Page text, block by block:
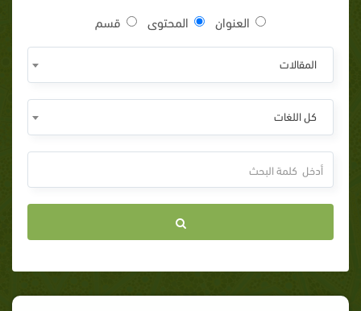
العنوان المحتوى قسم
المقالات
كل اللغات